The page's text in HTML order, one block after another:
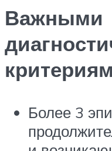
Важными
Более 3